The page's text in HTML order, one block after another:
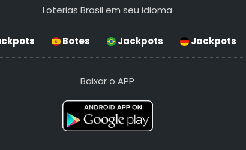
Loterias Brasil em seu idioma
Botes Jackpots Jackpots
Baixar o APP